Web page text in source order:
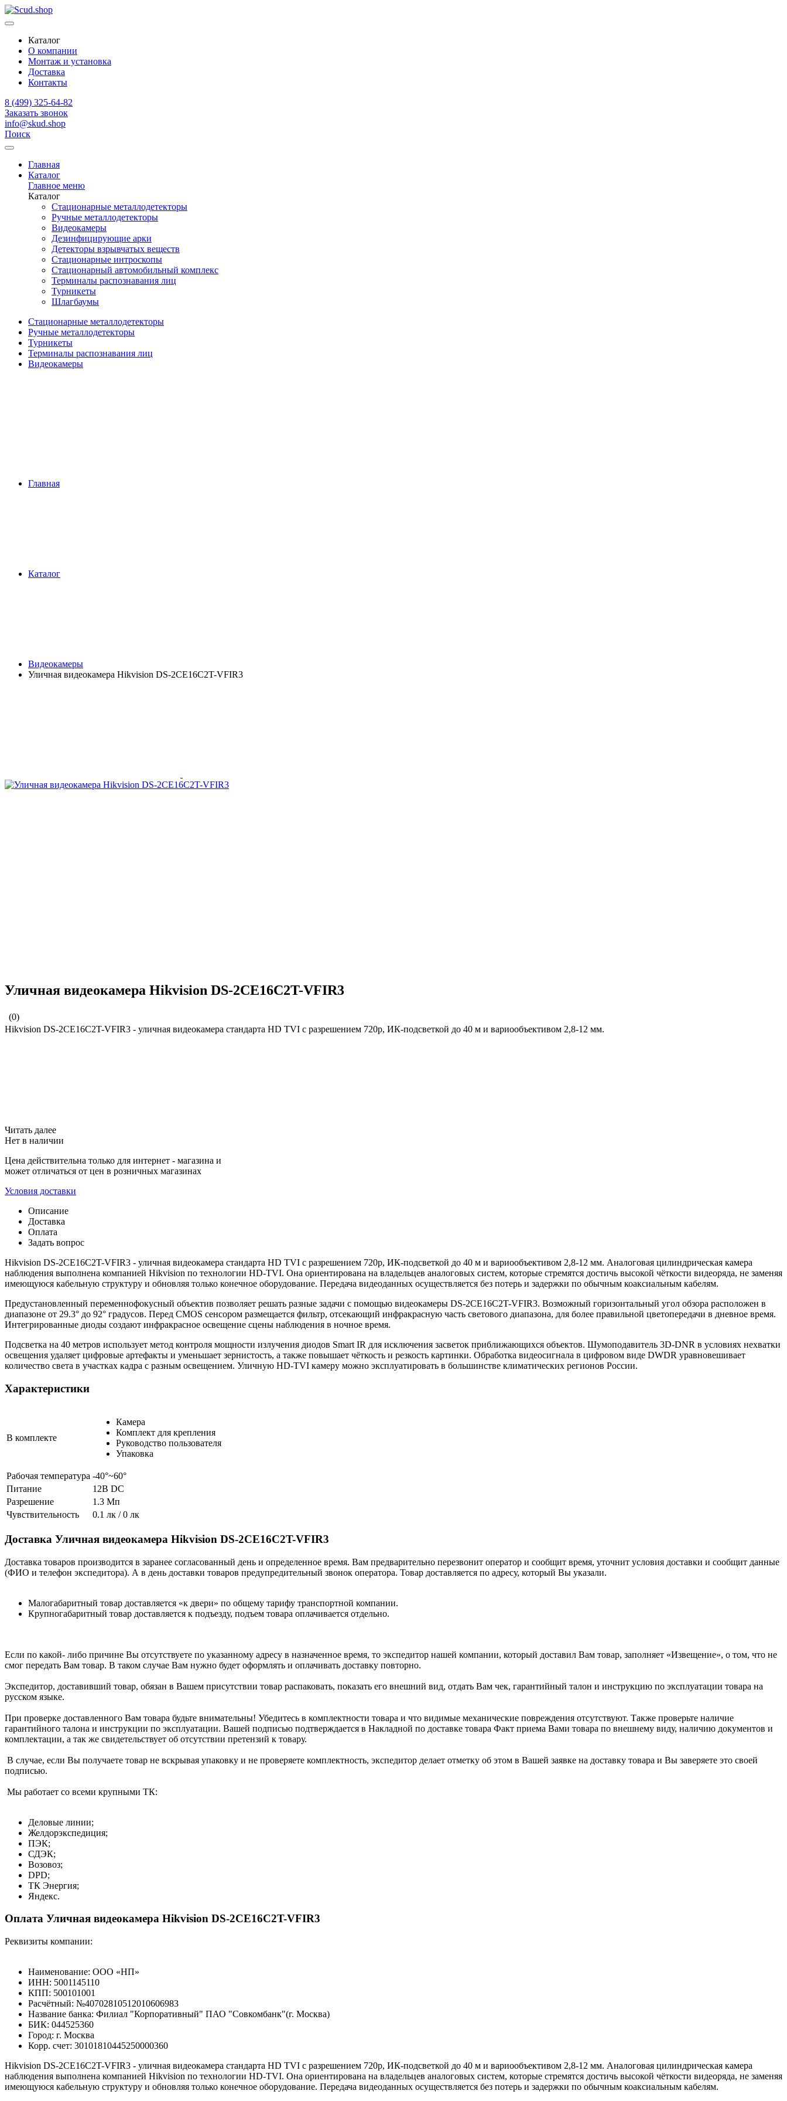
Каталог
О компании
Монтаж и установка
Доставка
Контакты
8 (499) 325-64-82
Заказать звонок
info@skud.shop
Поиск
Главная
Каталог
Главное меню
Каталог
Стационарные металлодетекторы
Ручные металлодетекторы
Видеокамеры
Дезинфицирующие арки
Детекторы взрывчатых веществ
Стационарные интроскопы
Стационарный автомобильный комплекс
Терминалы распознавания лиц
Турникеты
Шлагбаумы
Стационарные металлодетекторы
Ручные металлодетекторы
Турникеты
Терминалы распознавания лиц
Видеокамеры
Главная
Каталог
Видеокамеры
Уличная видеокамера Hikvision DS-2CE16C2T-VFIR3
Уличная видеокамера Hikvision DS-2CE16C2T-VFIR3
(0)
Hikvision DS-2CE16C2T-VFIR3 - уличная видеокамера стандарта HD TVI с разрешением 720p, ИК-подсветкой до 40 м и вариообъективом 2,8-12 мм.
Читать далее
Нет в наличии
Цена действительна только для интернет - магазина и
может отличаться от цен в розничных магазинах
Условия доставки
Описание
Доставка
Оплата
Задать вопрос
Hikvision DS-2CE16C2T-VFIR3 - уличная видеокамера стандарта HD TVI с разрешением 720p, ИК-подсветкой до 40 м и вариообъективом 2,8-12 мм. Аналоговая цилиндрическая камера
наблюдения выполнена компанией Hikvision по технологии HD-TVI. Она ориентирована на владельцев аналоговых систем, которые стремятся достичь высокой чёткости видеоряда, не заменяя
имеющуюся кабельную структуру и обновляя только конечное оборудование. Передача видеоданных осуществляется без потерь и задержки по обычным коаксиальным кабелям.
Предустановленный переменнофокусный объектив позволяет решать разные задачи с помощью видеокамеры DS-2CE16C2T-VFIR3. Возможный горизонтальный угол обзора расположен в
диапазоне от 29.3° до 92° градусов. Перед CMOS сенсором размещается фильтр, отсекающий инфракрасную часть светового диапазона, для более правильной цветопередачи в дневное время.
Интегрированные диоды создают инфракрасное освещение сцены наблюдения в ночное время.
Подсветка на 40 метров использует метод контроля мощности излучения диодов Smart IR для исключения засветок приближающихся объектов. Шумоподавитель 3D-DNR в условиях нехватки
освещения удаляет цифровые артефакты и уменьшает зернистость, а также повышает чёткость и резкость картинки. Обработка видеосигнала в цифровом виде DWDR уравновешивает
количество света в участках кадра с разным освещением. Уличную HD-TVI камеру можно эксплуатировать в большинстве климатических регионов России.
Характеристики
В комплекте
Камера
Комплект для крепления
Руководство пользователя
Упаковка
Рабочая температура -40°~60°
Питание
12В DC
Разрешение
1.3 Мп
Чувствительность
0.1 лк / 0 лк
Доставка Уличная видеокамера Hikvision DS-2CE16C2T-VFIR3
Доставка товаров производится в заранее согласованный день и определенное время. Вам предварительно перезвонит оператор и сообщит время, уточнит условия доставки и сообщит данные
(ФИО и телефон экспедитора). А в день доставки товаров предупредительный звонок оператора. Товар доставляется по адресу, который Вы указали.
Малогабаритный товар доставляется «к двери» по общему тарифу транспортной компании.
Крупногабаритный товар доставляется к подъезду, подъем товара оплачивается отдельно.
Если по какой- либо причине Вы отсутствуете по указанному адресу в назначенное время, то экспедитор нашей компании, который доставил Вам товар, заполняет «Извещение», о том, что не
смог передать Вам товар. В таком случае Вам нужно будет оформлять и оплачивать доставку повторно.
Экспедитор, доставивший товар, обязан в Вашем присутствии товар распаковать, показать его внешний вид, отдать Вам чек, гарантийный талон и инструкцию по эксплуатации товара на
русском языке.
При проверке доставленного Вам товара будьте внимательны! Убедитесь в комплектности товара и что видимые механические повреждения отсутствуют. Также проверьте наличие
гарантийного талона и инструкции по эксплуатации. Вашей подписью подтверждается в Накладной по доставке товара Факт приема Вами товара по внешнему виду, наличию документов и
комплектации, а так же свидетельствует об отсутствии претензий к товару.
В случае, если Вы получаете товар не вскрывая упаковку и не проверяете комплектность, экспедитор делает отметку об этом в Вашей заявке на доставку товара и Вы заверяете это своей
подписью.
Мы работает со всеми крупными ТК:
Деловые линии;
Желдорэкспедиция;
ПЭК;
СДЭК;
Возовоз;
DPD;
ТК Энергия;
Яндекс.
Оплата Уличная видеокамера Hikvision DS-2CE16C2T-VFIR3
Реквизиты компании:
Наименование: ООО «НП»
ИНН: 5001145110
КПП: 500101001
Расчётный: №40702810512010606983
Название банка: Филиал "Корпоративный" ПАО "Совкомбанк"(г. Москва)
БИК: 044525360
Город: г. Москва
Корр. счет: 30101810445250000360
Hikvision DS-2CE16C2T-VFIR3 - уличная видеокамера стандарта HD TVI с разрешением 720p, ИК-подсветкой до 40 м и вариообъективом 2,8-12 мм. Аналоговая цилиндрическая камера
наблюдения выполнена компанией Hikvision по технологии HD-TVI. Она ориентирована на владельцев аналоговых систем, которые стремятся достичь высокой чёткости видеоряда, не заменяя
имеющуюся кабельную структуру и обновляя только конечное оборудование. Передача видеоданных осуществляется без потерь и задержки по обычным коаксиальным кабелям.